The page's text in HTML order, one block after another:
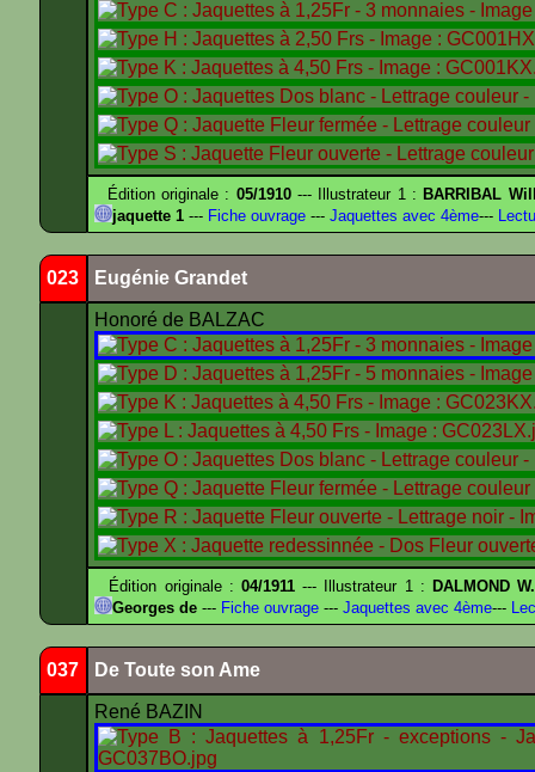
Édition originale : 05/1910--- Illustrateur 1 : BARRIBAL
jaquette 1 --- Fiche ouvrage --- Jaquettes avec 4ème---
023 Eugénie Grandet
Honoré de BALZAC
Édition originale :04/1911 --- Illustrateur 1 : DALMOND W.
Georges de --- Fiche ouvrage --- Jaquettes avec 4ème---
037 De Toute son Ame
René BAZIN